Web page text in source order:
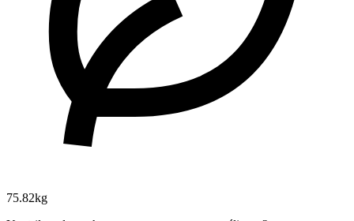
75.82kg